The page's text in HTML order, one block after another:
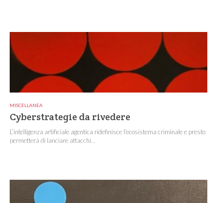
MISCELLANEA
Cyberstrategie da rivedere
L’intelligenza artificiale agentica ridefinisce l’ecosistema criminale e presto
permetterà di lanciare attacchi...